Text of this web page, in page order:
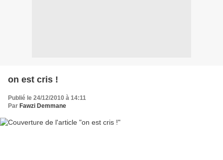
on est cris !
Publié le 24/12/2010 à 14:11
Par Fawzi Demmane